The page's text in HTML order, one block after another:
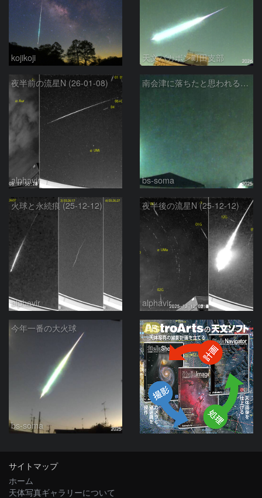
kojikoji 天文バカボン町田支部
夜半前の流星N (26-01-08)
alphavir
南会津に落ちたと思われる大火球
bs-soma
火球と永続痕 (25-12-12)
alphavir
夜半後の流星N (25-12-12)
alphavir
今年一番の大火球
bs-soma
PR
サイトマップ
ホーム
天体写真ギャラリーについて